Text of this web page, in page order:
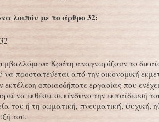
λοιπόν με το άρθρο 32:
Κράτη αναγνωρίζουν το
να προστατεύεται από την οικονομική
εκτέλεση οποιασδήποτε εργασίας που
να εκθέσει σε κίνδυνο την εκπαίδευσή
του ή τη σωματική, πνευματική, ψυχική,
του.